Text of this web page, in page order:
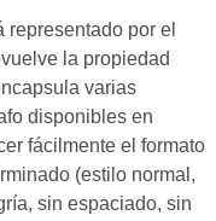
representado por el
la propiedad
varias
disponibles en
fácilmente el formato
(estilo normal,
sin espaciado, sin